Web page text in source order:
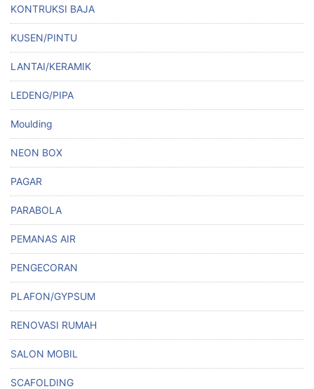
KONTRUKSI BAJA
KUSEN/PINTU
LANTAI/KERAMIK
LEDENG/PIPA
Moulding
NEON BOX
PAGAR
PARABOLA
PEMANAS AIR
PENGECORAN
PLAFON/GYPSUM
RENOVASI RUMAH
SALON MOBIL
SCAFOLDING